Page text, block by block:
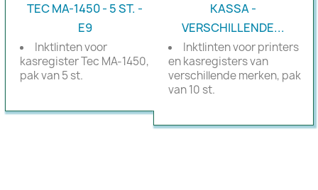
TEC MA-1450 - 5 ST. -
E9
Inktlinten voor
kasregister Tec MA-1450,
pak van 5 st.
KASSA -
VERSCHILLENDE...
Inktlinten voor printers
en kasregisters van
verschillende merken, pak
van 10 st.